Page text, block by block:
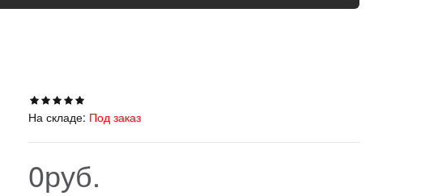
На складе: Под заказ
0руб.